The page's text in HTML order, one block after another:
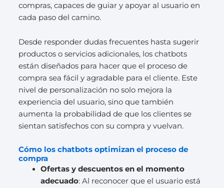
compras, capaces de guiar y apoyar al usuario en
cada paso del camino.
Desde responder dudas frecuentes hasta sugerir
productos o servicios adicionales, los chatbots
están diseñados para hacer que el proceso de
compra sea fácil y agradable para el cliente. Este
nivel de personalización no solo mejora la
experiencia del usuario, sino que también
aumenta la probabilidad de que los clientes se
sientan satisfechos con su compra y vuelvan.
Cómo los chatbots optimizan el proceso de
compra
Ofertas y descuentos en el momento
adecuado: Al reconocer que el usuario está